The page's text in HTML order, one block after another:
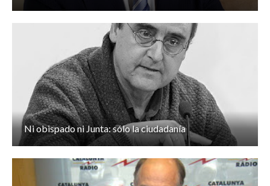
Ni obispado ni Junta: sólo la ciudadanía